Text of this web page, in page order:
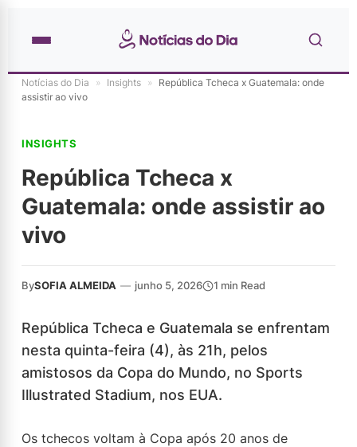
Notícias do Dia » Insights » República Tcheca x Guatemala: onde
assistir ao vivo
INSIGHTS
República Tcheca x
Guatemala: onde assistir ao
vivo
BySOFIA ALMEIDA — junho 5, 2026 1 min Read
República Tcheca e Guatemala se enfrentam
nesta quinta-feira (4), às 21h, pelos
amistosos da Copa do Mundo, no Sports
Illustrated Stadium, nos EUA.
Os tchecos voltam à Copa após 20 anos de